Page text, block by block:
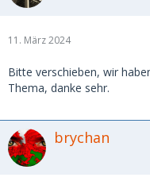
11. März 2024
Bitte verschieben, wir
Thema, danke sehr.
brychan